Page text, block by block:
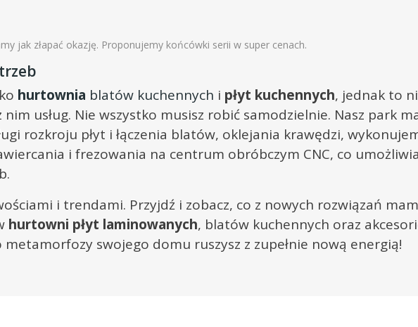
jak złapać okazję. Proponujemy końcówki serii w super cenach.
hurtownia blatów kuchennych i płyt kuchennych, jednak to
usług. Nie wszystko musisz robić samodzielnie. Nasz park
rozkroju płyt i łączenia blatów, oklejania krawędzi,
i frezowania na centrum obróbczym CNC, co
i trendami. Przyjdź i zobacz, co z nowych rozwiązań
hurtowni płyt laminowanych, blatów kuchennych oraz
metamorfozy swojego domu ruszysz z zupełnie nową energią!